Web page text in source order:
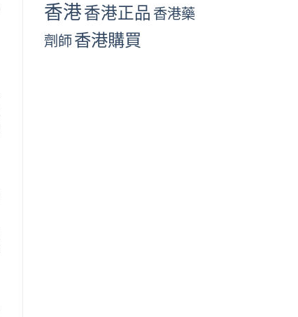
香港香港正品 香港藥
劑師香港購買